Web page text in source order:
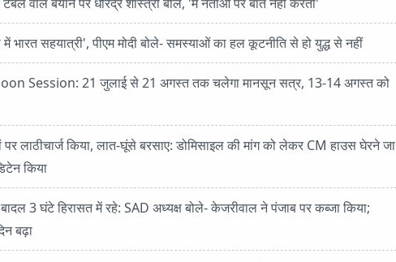
में भारत सहयात्री', पीएम मोदी बोले- समस्याओं का हल कूटनीति से हो युद्ध से नहीं
Session: 21 जुलाई से 21 अगस्त तक चलेगा मानसून सत्र, 13-14 अगस्त को
लाठीचार्ज किया, लात-घूंसे बरसाए: डोमिसाइल की मांग को लेकर CM हाउस घेरने जा
किया
बादल 3 घंटे हिरासत में रहे: SAD अध्यक्ष बोले- केजरीवाल ने पंजाब पर कब्जा किया;
बढ़ा